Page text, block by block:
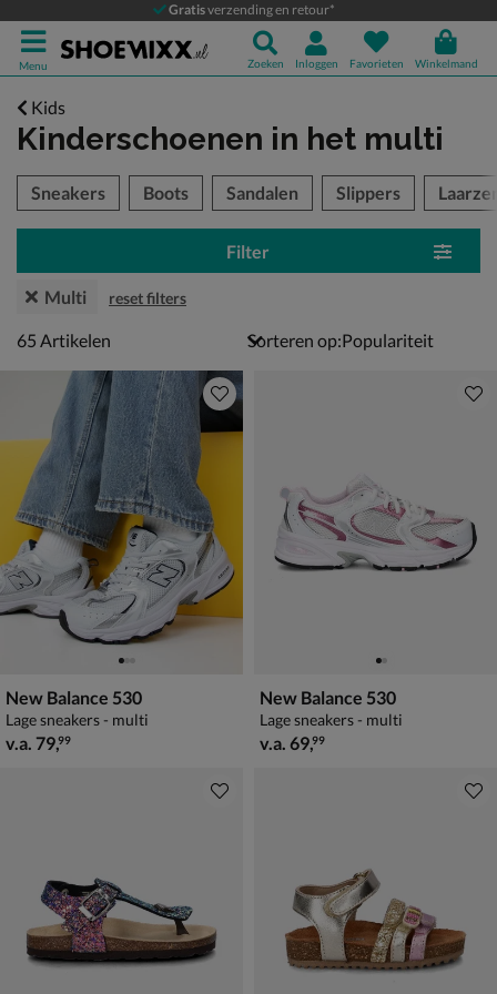
Gratisverzending en retour*
Menu Zoeken Inloggen Favorieten Winkelmand
Kids
Kinderschoenen in het multi
over
Sneakers Boots Sandalen Slippers
Filter
Multi reset filters
65 artikelen
65 Artikelen Sorteren op:
New Balance 530
Lage sneakers - multi
vanaf € 79,99
v.a. 79,99
New Balance 530
Lage sneakers - multi
vanaf € 69,99
v.a. 69,99